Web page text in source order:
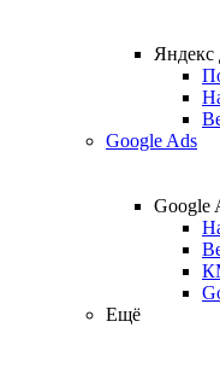
Яндекс
Google Ads
Google
Ещё